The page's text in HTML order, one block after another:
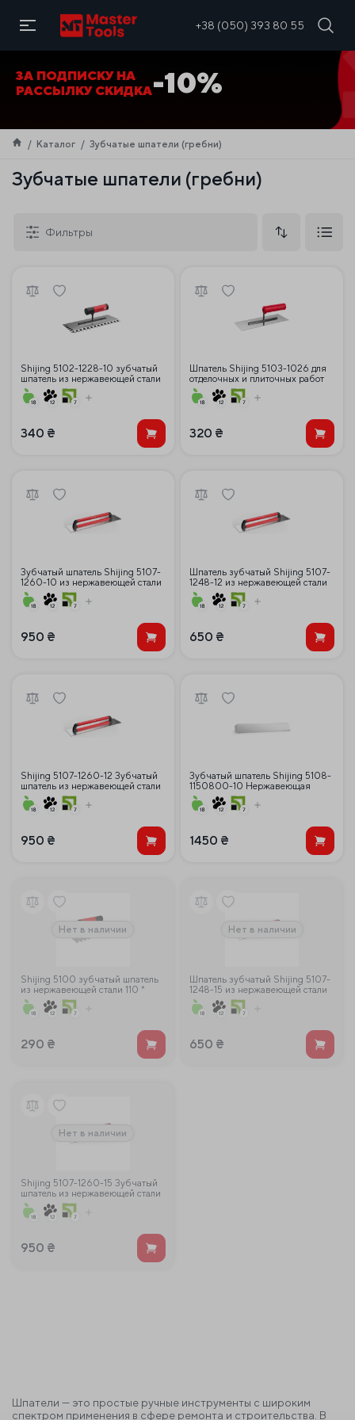
+38 (050) 393 80 55
RU
СКИДКА ПРИ ПОКУПКЕ
ПЛИТКОРИЗА -20%
Каталог Зубчатые шпатели (гребни)
Зубчатые шпатели (гребни)
Фильтры
Shijing 5102-1228-10 зубчатый
шпатель из нержавеющей стали
110 * 280 мм зуб 10 мм
340 ₴
Шпатель Shijing 5103-1026 для
отделочных и плиточных работ
320 ₴
Зубчатый шпатель Shijing 5107-
1260-10 из нержавеющей стали
120*480 мм зуб 10 мм
950 ₴
Шпатель зубчатый Shijing 5107-
1248-12 из нержавеющей стали
120 * 480 мм зуб 12 мм
650 ₴
Shijing 5107-1260-12 Зубчатый
шпатель из нержавеющей стали
120 * 600 мм Зуб 12 мм
950 ₴
Зубчатый шпатель Shijing 5108-
1150800-10 Нержавеющая
сталь 115 * 800 мм Зуб 10 мм
1450 ₴
Нет в наличии
Shijing 5100 зубчатый шпатель
из нержавеющей стали 110 *
280 мм зуб 10 мм
290 ₴
Нет в наличии
Шпатель зубчатый Shijing 5107-
1248-15 из нержавеющей стали
120 * 480 мм зуб 15 мм
650 ₴
Нет в наличии
Shijing 5107-1260-15 Зубчатый
шпатель из нержавеющей стали
120 * 600 мм Зуб 15 мм
950 ₴
Шпатели — это простые ручные инструменты с широким
спектром применения в сфере ремонта и строительства. В